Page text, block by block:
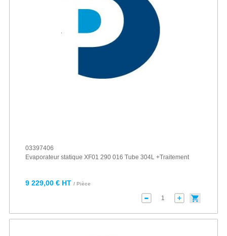
03397406
Evaporateur statique XF01 290 016 Tube 304L +Traitement
9 229,00 € HT / Pièce